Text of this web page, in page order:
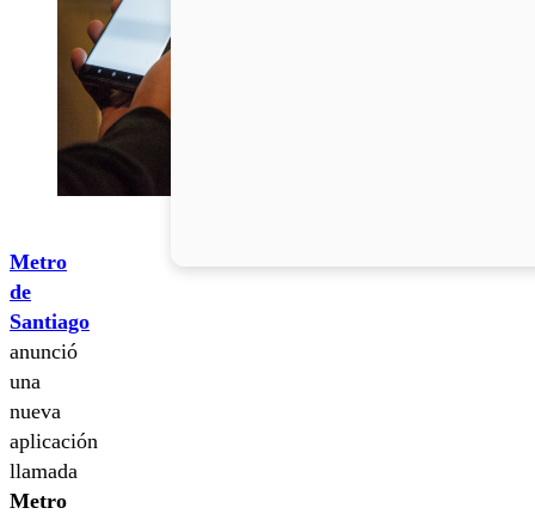
Metro
de
Santiago
anunció
una
nueva
aplicación
llamada
Metro